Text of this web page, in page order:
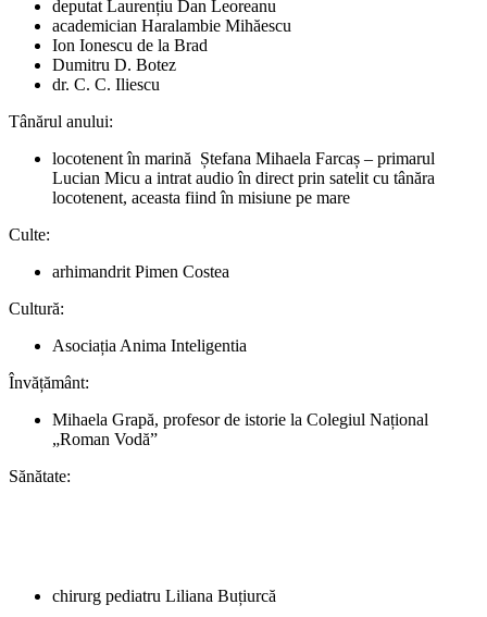
deputat Laurențiu Dan Leoreanu
academician Haralambie Mihăescu
Ion Ionescu de la Brad
Dumitru D. Botez
dr. C. C. Iliescu
Tânărul anului:
locotenent în marină Ștefana Mihaela Farcaș – primarul
Lucian Micu a intrat audio în direct prin satelit cu tânăra
locotenent, aceasta fiind în misiune pe mare
Culte:
arhimandrit Pimen Costea
Cultură:
Asociația Anima Inteligentia
Învățământ:
Mihaela Grapă, profesor de istorie la Colegiul Național
„Roman Vodă”
Sănătate:
chirurg pediatru Liliana Buțiurcă